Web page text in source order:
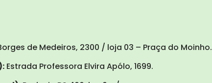
de Medeiros, 2300 / loja 03 – Praça do Moinho.
Estrada Professora Elvira Apólo, 1699.